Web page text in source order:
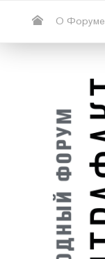
О Форуме